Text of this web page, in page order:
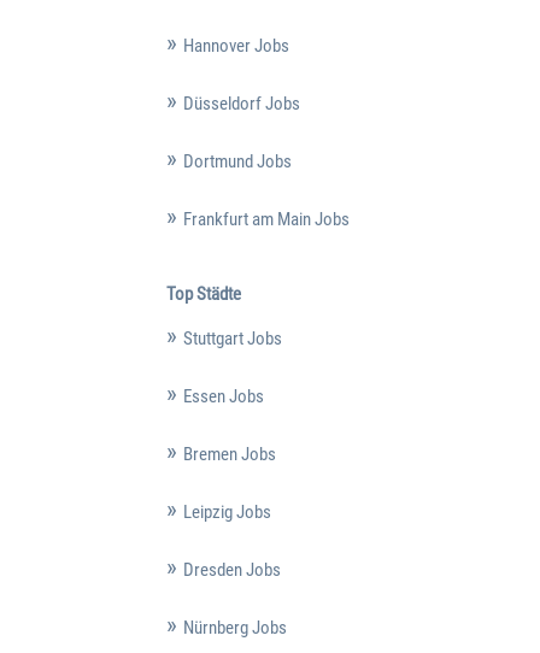
Hannover Jobs
Düsseldorf Jobs
Dortmund Jobs
Frankfurt am Main Jobs
Top Städte
Stuttgart Jobs
Essen Jobs
Bremen Jobs
Leipzig Jobs
Dresden Jobs
Nürnberg Jobs